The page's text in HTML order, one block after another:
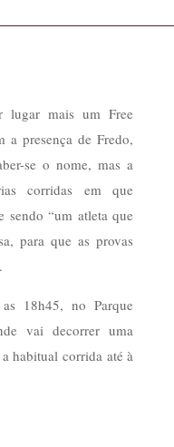
lugar mais um Free
a presença de Fredo,
se o nome, mas a
corridas em que
sendo “um atleta que
para que as provas
18h45, no Parque
vai decorrer uma
habitual corrida até à